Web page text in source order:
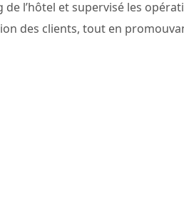
l’hôtel et supervisé les
des clients, tout en